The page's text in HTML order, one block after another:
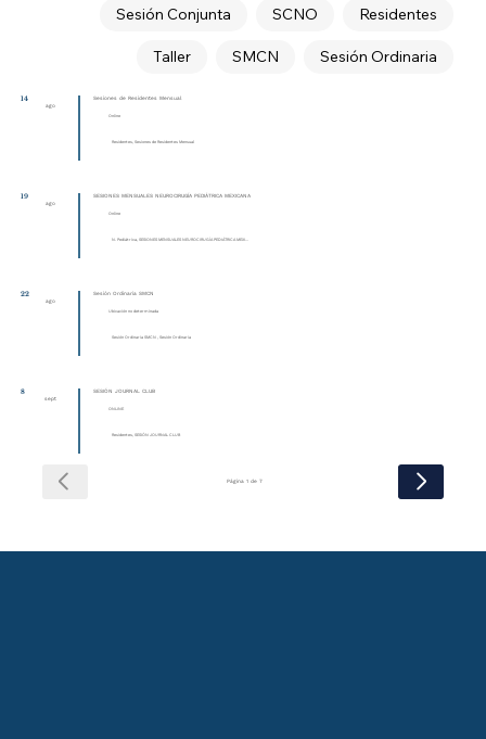
Residentes
SCNO
Sesión Conjunta
Sesión Ordinaria
SMCN
Taller
14
ago
Sesiones de Residentes Mensual
Online
Residentes, Sesiones de Residentes Mensual
19
ago
SESIONES MENSUALES NEUROCIRUGÍA PEDIÁTRICA MEXICANA
Online
N. Pediátrica, SESIONES MENSUALES NEUROCIRUGÍA PEDIÁTRICA MEXI...
22
ago
Sesión Ordinaria SMCN
Ubicación no determinada
Sesión Ordinaria SMCN , Sesión Ordinaria
8
sept
SESIÓN JOURNAL CLUB
ONLINE
Residentes, SESIÓN JOURNAL CLUB
Página 1 de 7